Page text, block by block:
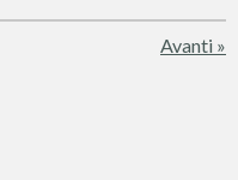
Avanti »